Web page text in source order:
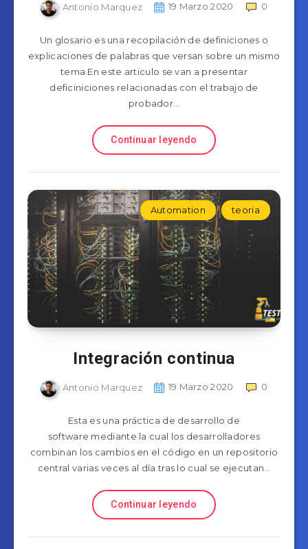
Antonio Marquez 19 Marzo 2020 0
Un glosario es una recopilación de definiciones o
explicaciones de palabras que versan sobre un mismo
tema.En este articulo se van a presentar
deficiniciones relacionadas con el trabajo de
probador…
Continuar leyendo
Automation teoria
Integración continua
Antonio Marquez 19 Marzo 2020 0
Esta es una práctica de desarrollo de
software mediante la cual los desarrolladores
combinan los cambios en el código en un repositorio
central varias veces al día tras lo cual se ejecutan…
Continuar leyendo